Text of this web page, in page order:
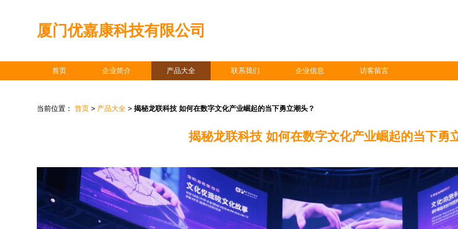
厦门优嘉康科技有限公司
首页 企业简介 产品大全 联系我们 企业信息 访客留言
当前位置： 首页 > 产品大全 > 揭秘龙联科技 如何在数字文化产业崛起的当下勇立潮头？
揭秘龙联科技 如何在数字文化产业崛起的当下勇